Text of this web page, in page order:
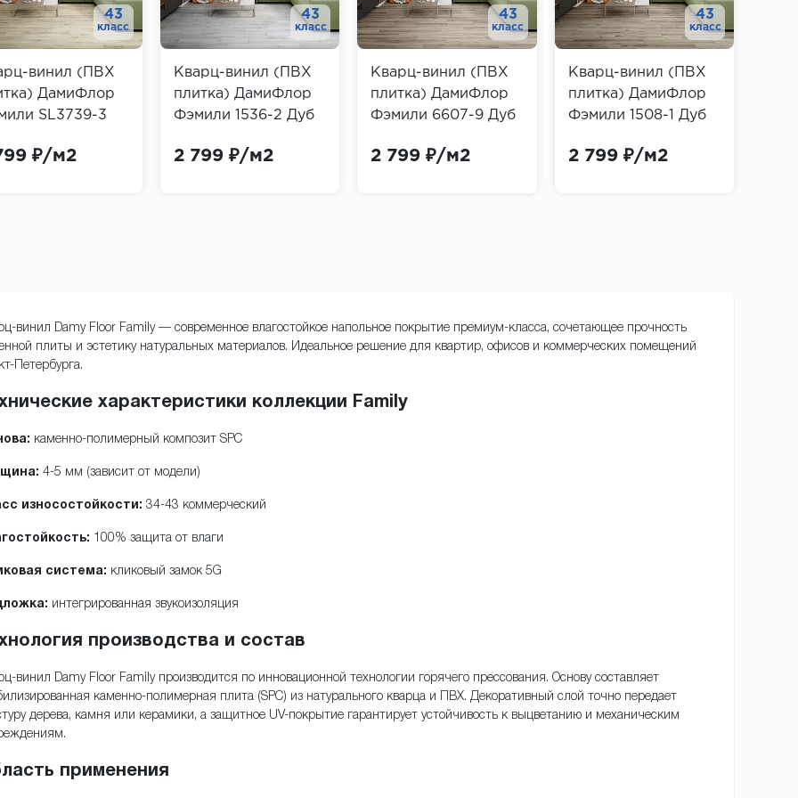
43
класс
винил (ПВХ
ДамиФлор
SL3739-3
Floor)
₽/м2
43
класс
Кварц-винил (ПВХ
плитка) ДамиФлор
Фэмили 1536-2 Дуб
Damy Floor)
2 799 ₽/м2
43
класс
Кварц-винил (ПВХ
плитка) ДамиФлор
Фэмили 6607-9 Дуб
Damy Floor)
2 799 ₽/м2
43
класс
Кварц-винил (ПВХ
плитка) ДамиФлор
Фэмили 1508-1 Дуб
Floor)
2 799 ₽/м2
винил Damy Floor Family — современное влагостойкое напольное покрытие премиум-класса, сочетающее прочность
плиты и эстетику натуральных материалов. Идеальное решение для квартир, офисов и коммерческих помещений
Петербурга.
характеристики коллекции Family
каменно-полимерный композит SPC
4-5 мм (зависит от модели)
износостойкости: 34-43 коммерческий
100% защита от влаги
система: кликовый замок 5G
интегрированная звукоизоляция
производства и состав
винил Damy Floor Family производится по инновационной технологии горячего прессования. Основу составляет
каменно-полимерная плита (SPC) из натурального кварца и ПВХ. Декоративный слой точно передает
дерева, камня или керамики, а защитное UV-покрытие гарантирует устойчивость к выцветанию и механическим
применения